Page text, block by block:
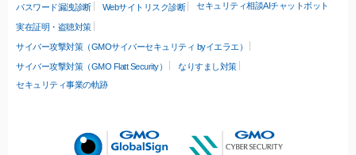
パスワード漏洩診断 Webサイトリスク診断 セキュリティ相談AIチャットボット
実在証明・盗聴対策
サイバー攻撃対策（GMOサイバーセキュリティ byイエラエ）
サイバー攻撃対策（GMO Flatt Security）
なりすまし対策
セキュリティ事業の軌跡